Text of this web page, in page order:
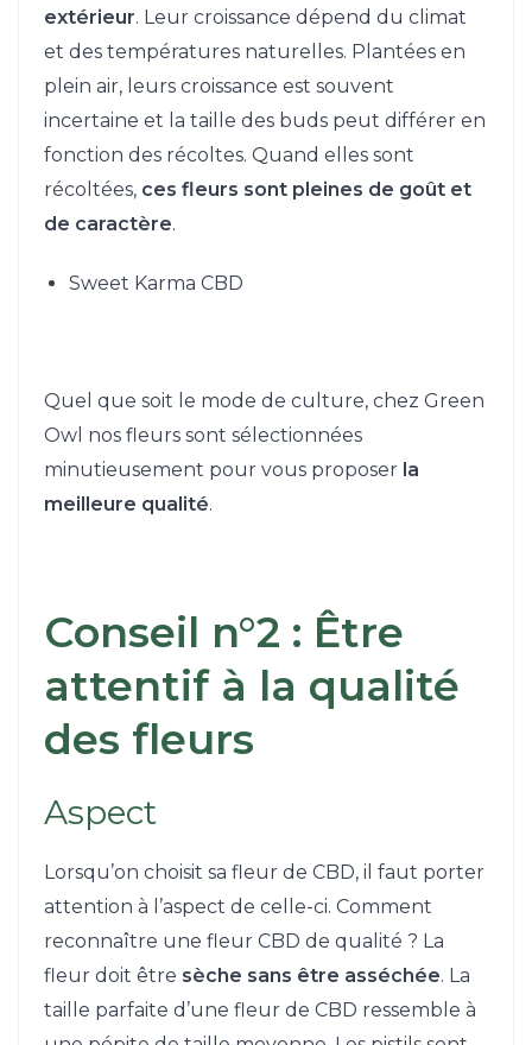
extérieur. Leur croissance dépend du climat
et des températures naturelles. Plantées en
plein air, leurs croissance est souvent
incertaine et la taille des buds peut différer en
fonction des récoltes. Quand elles sont
récoltées, ces fleurs sont pleines de goût et
de caractère.
Sweet Karma CBD
Quel que soit le mode de culture, chez Green
Owl nos fleurs sont sélectionnées
minutieusement pour vous proposer la
meilleure qualité.
Conseil n°2 : Être
attentif à la qualité
des fleurs
Aspect
Lorsqu’on choisit sa fleur de CBD, il faut porter
attention à l’aspect de celle-ci. Comment
reconnaître une fleur CBD de qualité ? La
fleur doit être sèche sans être asséchée. La
taille parfaite d’une fleur de CBD ressemble à